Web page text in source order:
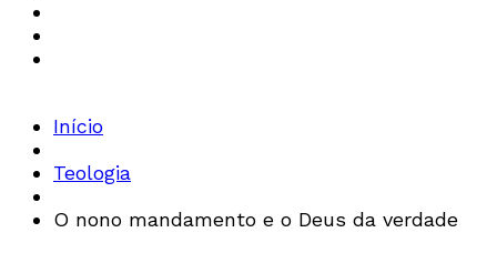
Início
Teologia
O nono mandamento e o Deus da verdade